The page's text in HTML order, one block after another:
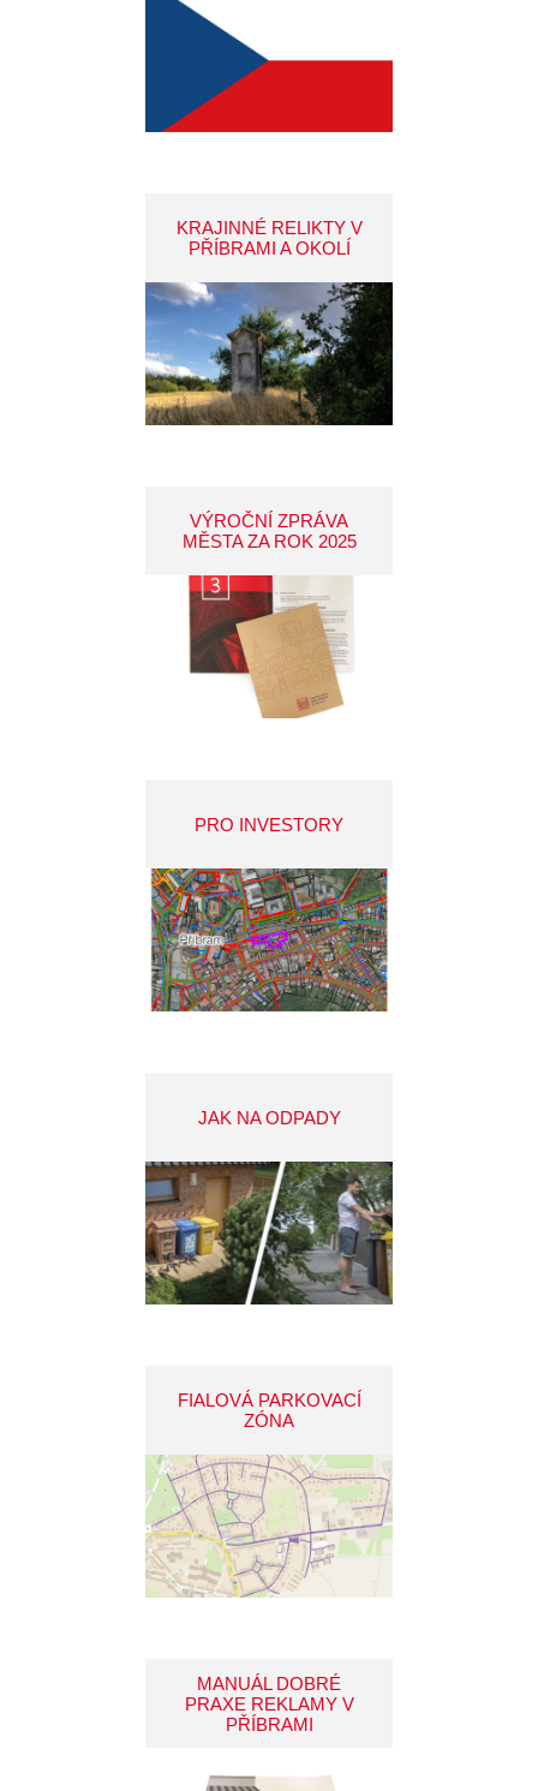
KRAJINNÉ RELIKTY V
PŘÍBRAMI A OKOLÍ
VÝROČNÍ ZPRÁVA
MĚSTA ZA ROK 2025
PRO INVESTORY
JAK NA ODPADY
FIALOVÁ PARKOVACÍ
ZÓNA
MANUÁL DOBRÉ
PRAXE REKLAMY V
PŘÍBRAMI